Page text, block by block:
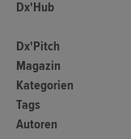
Dx'Hub
Dx'Pitch
Magazin
Kategorien
Tags
Autoren